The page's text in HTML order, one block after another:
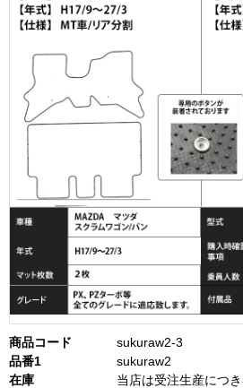
商品コード
sukuraw2-3
品番1
sukuraw2
在庫
当店は受注生産につ